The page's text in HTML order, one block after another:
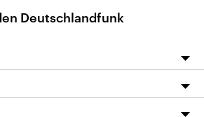
Deutschlandfunk